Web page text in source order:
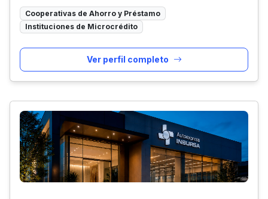
Cooperativas de Ahorro y Préstamo
Instituciones de Microcrédito
Ver perfil completo